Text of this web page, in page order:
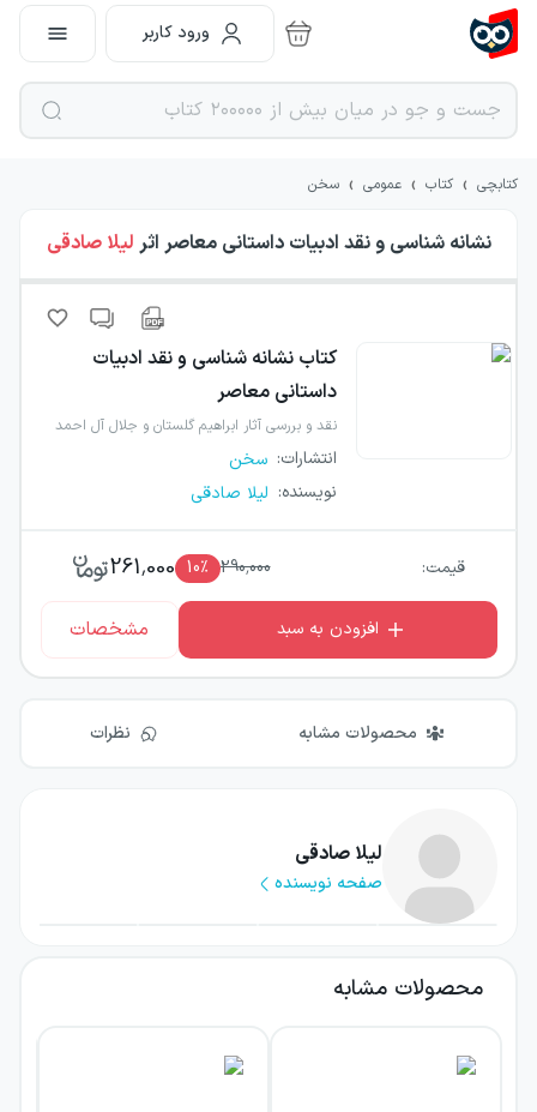
ورود کاربر
کتابچی › کتاب › عمومی › سخن
نشانه شناسی و نقد ادبیات داستانی معاصر اثر لیلا صادقی
کتاب نشانه شناسی و نقد ادبیات
داستانی معاصر
نقد و بررسی آثار ابراهیم گلستان و جلال آل احمد
انتشارات: سخن
نویسنده: لیلا صادقی
قیمت: 290,000
10٪ 261,000
افزودن به سبد مشخصات
محصولات مشابه نظرات
لیلا صادقی
صفحه نویسنده
محصولات مشابه